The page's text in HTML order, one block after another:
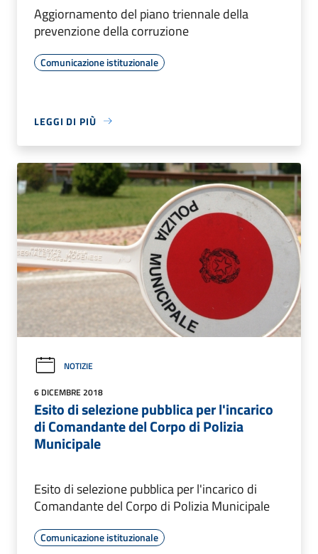
Aggiornamento del piano triennale della
prevenzione della corruzione
Comunicazione istituzionale
LEGGI DI PIÙ
NOTIZIE
6 DICEMBRE 2018
Esito di selezione pubblica per l'incarico
di Comandante del Corpo di Polizia
Municipale
Esito di selezione pubblica per l'incarico di
Comandante del Corpo di Polizia Municipale
Comunicazione istituzionale